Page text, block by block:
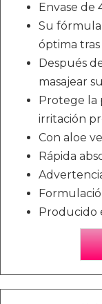
Envase de
Su
óptima
Después
masajear
Protege la
irritación
Con aloe
Rápida
Producido